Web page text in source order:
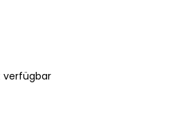
verfügbar